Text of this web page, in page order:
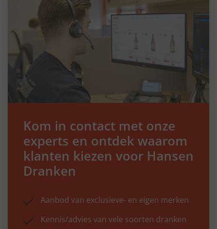
Kom in contact met onze
experts en ontdek waarom
klanten kiezen voor Hansen
Dranken
Aanbod van exclusieve- en eigen merken
Kennis/advies van vele soorten dranken